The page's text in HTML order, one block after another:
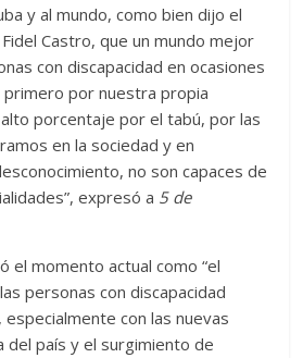
y al mundo, como bien dijo el
Castro, que un mundo mejor
con discapacidad en ocasiones
primero por nuestra propia
porcentaje por el tabú, por las
en la sociedad y en
no son capaces de
expresó a 5 de
el momento actual como “el
personas con discapacidad
con las nuevas
del país y el surgimiento de